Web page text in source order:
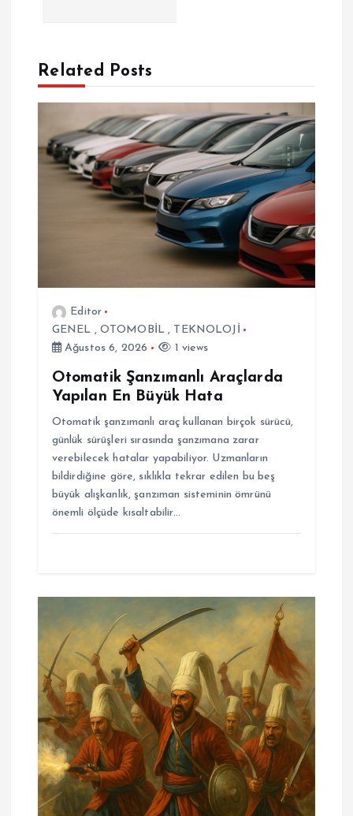
g
z
Related Posts
Editor
GENEL , OTOMOBİL , TEKNOLOJİ
Ağustos 6, 2026
1 views
Otomatik Şanzımanlı Araçlarda
Yapılan En Büyük Hata
Otomatik şanzımanlı araç kullanan birçok sürücü,
günlük sürüşleri sırasında şanzımana zarar
verebilecek hatalar yapabiliyor. Uzmanların
bildirdiğine göre, sıklıkla tekrar edilen bu beş
büyük alışkanlık, şanzıman sisteminin ömrünü
önemli ölçüde kısaltabilir…